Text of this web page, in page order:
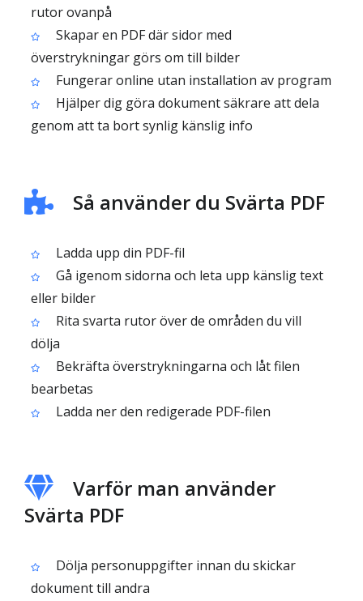
rutor ovanpå
Skapar en PDF där sidor med
överstrykningar görs om till bilder
Fungerar online utan installation av program
Hjälper dig göra dokument säkrare att dela
genom att ta bort synlig känslig info
Så använder du Svärta PDF
Ladda upp din PDF-fil
Gå igenom sidorna och leta upp känslig text
eller bilder
Rita svarta rutor över de områden du vill
dölja
Bekräfta överstrykningarna och låt filen
bearbetas
Ladda ner den redigerade PDF-filen
Varför man använder
Svärta PDF
Dölja personuppgifter innan du skickar
dokument till andra